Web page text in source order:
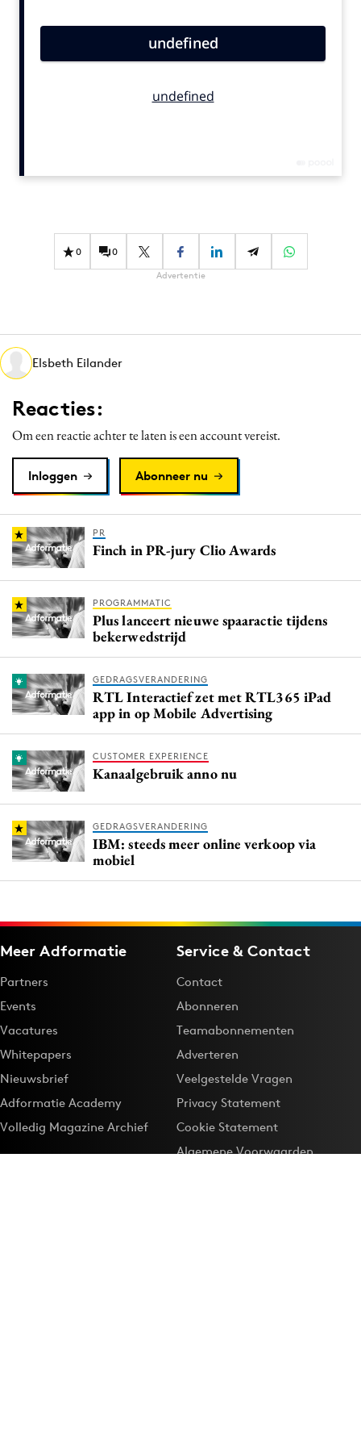
Carriere
Diversiteit
Interne communicatie
Martech
Media
Merkstrategie
PR
Purpose Marketing
Reputatie & crisis
0 0
Advertentie
Elsbeth Eilander
Reacties:
Om een reactie achter te laten is een account vereist.
Inloggen Abonneer nu
PR
Finch in PR-jury Clio Awards
PROGRAMMATIC
Plus lanceert nieuwe spaaractie tijdens
bekerwedstrijd
GEDRAGSVERANDERING
RTL Interactief zet met RTL365 iPad
app in op Mobile Advertising
CUSTOMER EXPERIENCE
Kanaalgebruik anno nu
GEDRAGSVERANDERING
IBM: steeds meer online verkoop via
mobiel
Meer Adformatie
Partners
Events
Vacatures
Whitepapers
Nieuwsbrief
Adformatie Academy
Volledig Magazine Archief
Service & Contact
Contact
Abonneren
Teamabonnementen
Adverteren
Veelgestelde Vragen
Privacy Statement
Cookie Statement
Algemene Voorwaarden